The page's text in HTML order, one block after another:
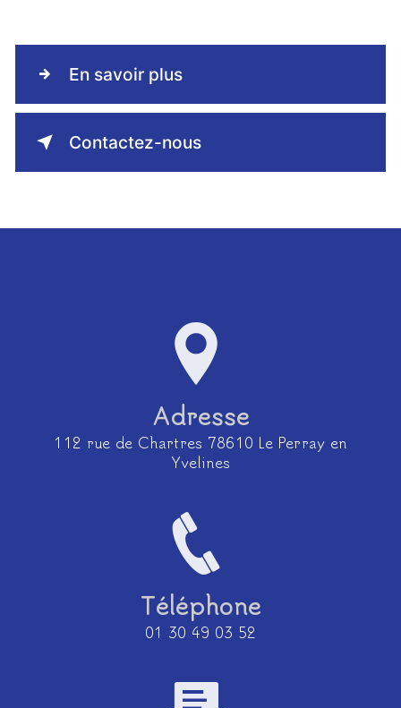
En savoir plus
Contactez-nous
Adresse
112 rue de Chartres 78610 Le Perray en
Yvelines
Téléphone
01 30 49 03 52